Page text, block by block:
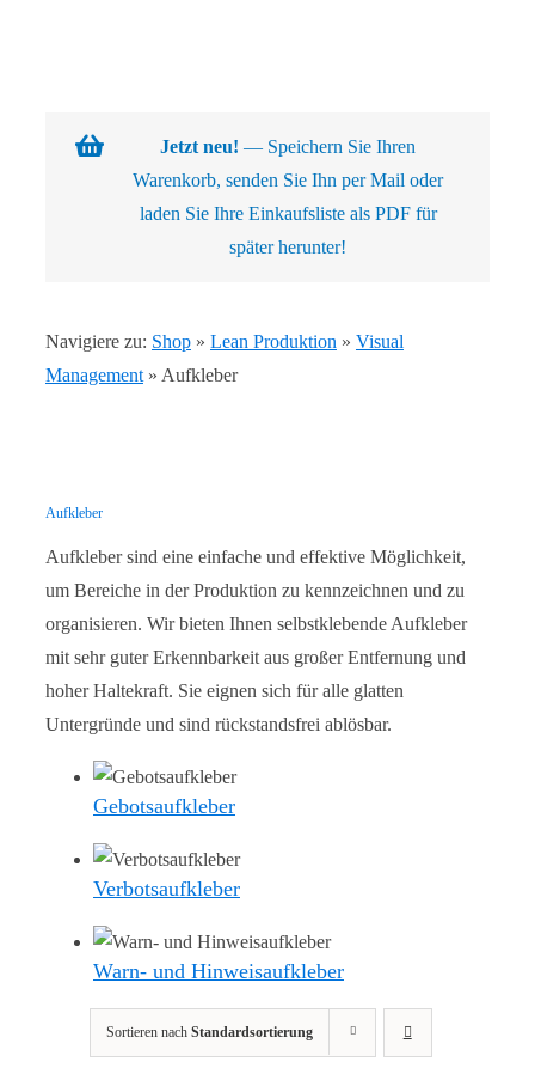
Produkte
Jetzt neu! — Speichern Sie Ihren
Warenkorb, senden Sie Ihn per Mail oder
laden Sie Ihre Einkaufsliste als PDF für
später herunter!
Navigiere zu: Shop» Lean Produktion » Visual
Management» Aufkleber
Aufkleber
Aufkleber sind eine einfache und effektive Möglichkeit,
um Bereiche in der Produktion zu kennzeichnen und zu
organisieren. Wir bieten Ihnen selbstklebende Aufkleber
mit sehr guter Erkennbarkeit aus großer Entfernung und
hoher Haltekraft. Sie eignen sich für alle glatten
Untergründe und sind rückstandsfrei ablösbar.
Gebotsaufkleber
Verbotsaufkleber
Warn- und Hinweisaufkleber
Sortieren nach Standardsortierung